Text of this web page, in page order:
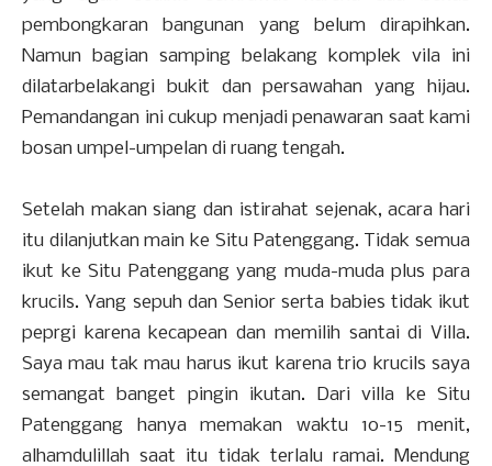
pembongkaran bangunan yang belum dirapihkan.
Namun bagian samping belakang komplek vila ini
dilatarbelakangi bukit dan persawahan yang hijau.
Pemandangan ini cukup menjadi penawaran saat kami
bosan umpel-umpelan di ruang tengah.
Setelah makan siang dan istirahat sejenak, acara hari
itu dilanjutkan main ke Situ Patenggang. Tidak semua
ikut ke Situ Patenggang yang muda-muda plus para
krucils. Yang sepuh dan Senior serta babies tidak ikut
peprgi karena kecapean dan memilih santai di Villa.
Saya mau tak mau harus ikut karena trio krucils saya
semangat banget pingin ikutan. Dari villa ke Situ
Patenggang hanya memakan waktu 10-15 menit,
alhamdulillah saat itu tidak terlalu ramai. Mendung